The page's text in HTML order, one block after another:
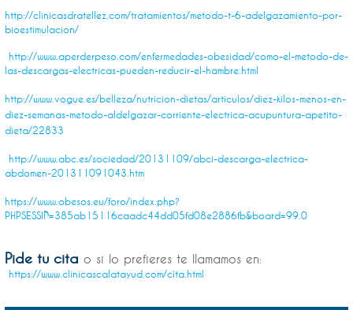
http://clinicasdratellez.com/tratamientos/metodo-t-6-adelgazamiento-por-
bioestimulacion/
http://www.aperderpeso.com/enfermedades-obesidad/como-el-metodo-de-
las-descargas-electricas-pueden-reducir-el-hambre.html
http://www.vogue.es/belleza/nutricion-dietas/articulos/diez-kilos-menos-en-
diez-semanas-metodo-aldelgazar-corriente-electrica-acupuntura-apetito-
dieta/22833
http://www.abc.es/sociedad/20131109/abci-descarga-electrica-
abdomen-201311091043.htm
https://www.obesos.eu/foro/index.php?
PHPSESSID=385ab15116caadc44dd05fd08e2886fb&board=99.0
Pide tu cita o si lo prefieres te llamamos en:
https://www.clinicascalatayud.com/cita.html